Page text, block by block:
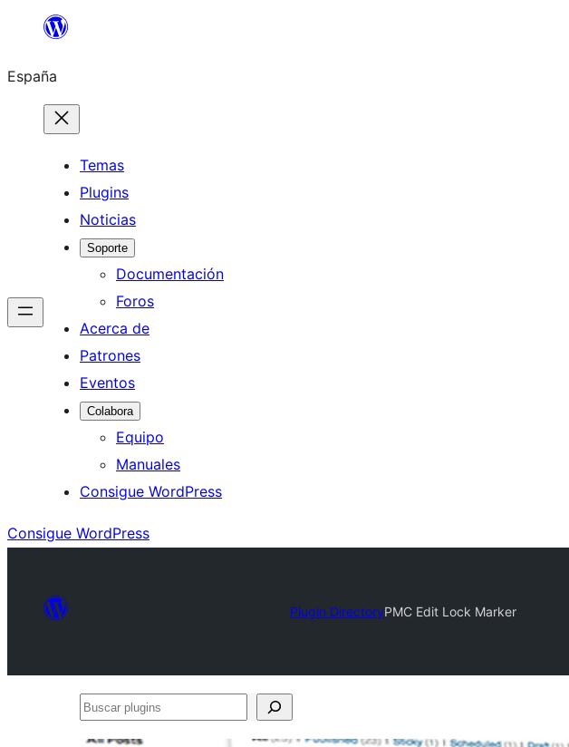
Saltar
contenido
España
Temas
Plugins
Noticias
Soporte
Documentación
Foros
Acerca de
Patrones
Eventos
Colabora
Equipo
Manuales
Consigue WordPress
Consigue WordPress
Plugin DirectoryPMC Edit Lock Marker
Buscar